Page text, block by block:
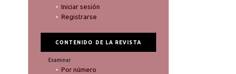
Iniciar sesión
Registrarse
CONTENIDO DE LA REVISTA
Examinar
Por número